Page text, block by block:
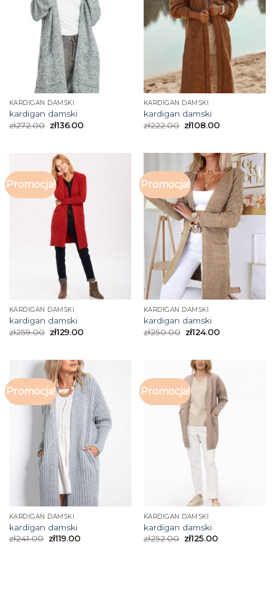
KARDIGAN DAMSKI
kardigan damski
zł272.00 zł136.00
KARDIGAN DAMSKI
kardigan damski
zł222.00 zł108.00
Promocja!
KARDIGAN DAMSKI
kardigan damski
zł259.00 zł129.00
Promocja!
KARDIGAN DAMSKI
kardigan damski
zł250.00 zł124.00
Promocja!
KARDIGAN DAMSKI
kardigan damski
zł241.00 zł119.00
Promocja!
KARDIGAN DAMSKI
kardigan damski
zł252.00 zł125.00